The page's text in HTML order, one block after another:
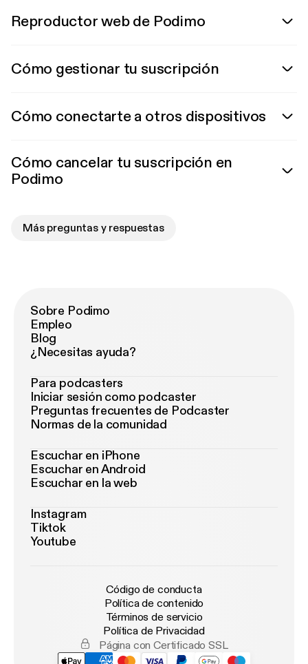
Reproductor web de Podimo
Cómo gestionar tu suscripción
Cómo conectarte a otros dispositivos
Cómo cancelar tu suscripción en
Podimo
Más preguntas y respuestas
Sobre Podimo
Empleo
Blog
¿Necesitas ayuda?
Para podcasters
Iniciar sesión como podcaster
Preguntas frecuentes de Podcaster
Normas de la comunidad
Escuchar en iPhone
Escuchar en Android
Escuchar en la web
Instagram
Tiktok
Youtube
Código de conducta
Política de contenido
Términos de servicio
Política de Privacidad
Página con Certificado SSL